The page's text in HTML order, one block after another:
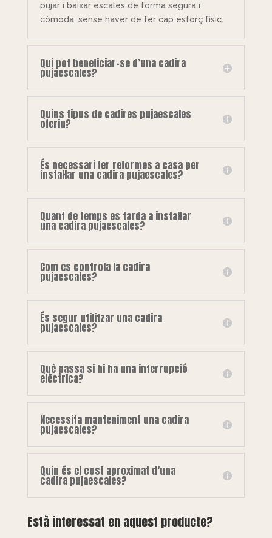
pujar i baixar escales de forma segura i
còmoda, sense haver de fer cap esforç físic.
Qui pot beneficiar-se d’una cadira
pujaescales?
Quins tipus de cadires pujaescales
oferiu?
És necessari fer reformes a casa per
instal·lar una cadira pujaescales?
Quant de temps es tarda a instal·lar
una cadira pujaescales?
Com es controla la cadira
pujaescales?
És segur utilitzar una cadira
pujaescales?
Què passa si hi ha una interrupció
elèctrica?
Necessita manteniment una cadira
pujaescales?
Quin és el cost aproximat d’una
cadira pujaescales?
Està interessat en aquest producte?